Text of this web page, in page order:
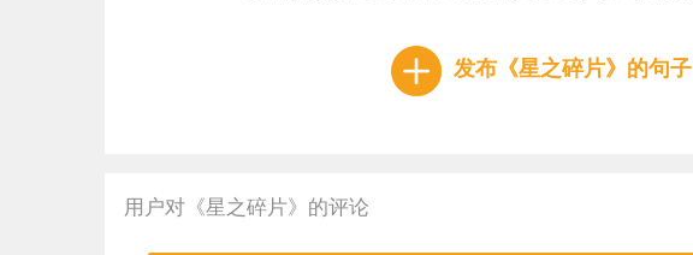
发布《星之碎片》的句子
用户对《星之碎片》的评论